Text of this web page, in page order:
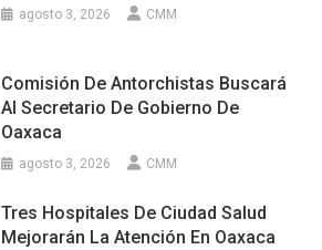
agosto 3, 2026 CMM
Comisión De Antorchistas Buscará
Al Secretario De Gobierno De
Oaxaca
agosto 3, 2026 CMM
Tres Hospitales De Ciudad Salud
Mejorarán La Atención En Oaxaca